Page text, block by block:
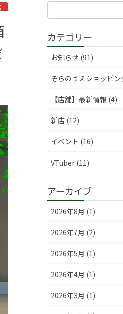
検
索:
カテゴリー
お知らせ (91)
そらのうえショッピ
【店舗】最新情報 (4)
新店 (12)
イベント (16)
VTuber (11)
アーカイブ
2026年8月 (1)
2026年7月 (2)
2026年5月 (1)
2026年4月 (1)
2026年3月 (1)